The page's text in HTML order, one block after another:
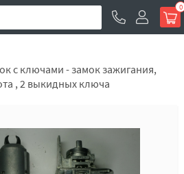
0
с ключами - замок зажигания,
, 2 выкидных ключа